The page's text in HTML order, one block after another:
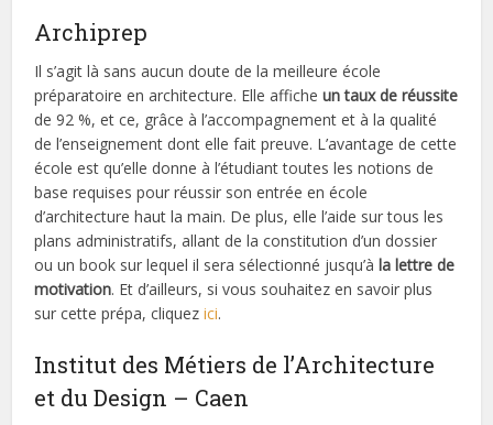
Archiprep
Il s’agit là sans aucun doute de la meilleure école
préparatoire en architecture. Elle affiche un taux de réussite
de 92 %, et ce, grâce à l’accompagnement et à la qualité
de l’enseignement dont elle fait preuve. L’avantage de cette
école est qu’elle donne à l’étudiant toutes les notions de
base requises pour réussir son entrée en école
d’architecture haut la main. De plus, elle l’aide sur tous les
plans administratifs, allant de la constitution d’un dossier
ou un book sur lequel il sera sélectionné jusqu’à la lettre de
motivation. Et d’ailleurs, si vous souhaitez en savoir plus
sur cette prépa, cliquezici.
Institut des Métiers de l’Architecture
et du Design – Caen